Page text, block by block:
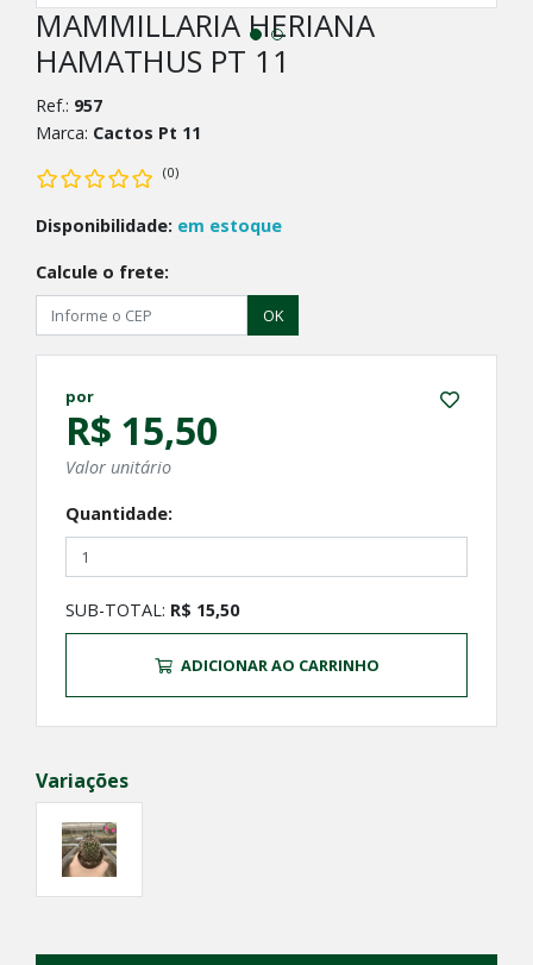
MAMMILLARIA HERIANA
HAMATHUS PT 11
Ref.: 957
Marca: Cactos Pt 11
(0)
Disponibilidade: em estoque
Calcule o frete:
OK
por
R$ 15,50
Valor unitário
Quantidade:
SUB-TOTAL: R$ 15,50
ADICIONAR AO CARRINHO
Variações